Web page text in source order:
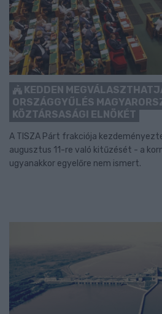
KEDDEN
ORSZÁGGYŰLÉS
KÖZTÁRSASÁGI ELNÖKÉT
A TISZA Párt frakciója
augusztus 11-re való kitűzését - a
ugyanakkor egyelőre nem ismert.